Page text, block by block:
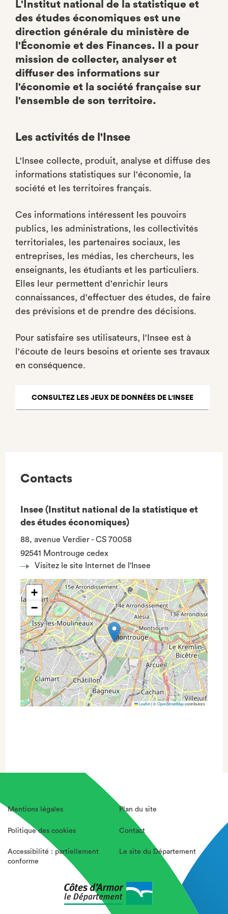
L'Institut national de la statistique et
des études économiques est une
direction générale du ministère de
l'Économie et des Finances. Il a pour
mission de collecter, analyser et
diffuser des informations sur
l'économie et la société française sur
l'ensemble de son territoire.
Les activités de l'Insee
L'Insee collecte, produit, analyse et diffuse des
informations statistiques sur l'économie, la
société et les territoires français.
Ces informations intéressent les pouvoirs
publics, les administrations, les collectivités
territoriales, les partenaires sociaux, les
entreprises, les médias, les chercheurs, les
enseignants, les étudiants et les particuliers.
Elles leur permettent d'enrichir leurs
connaissances, d'effectuer des études, de faire
des prévisions et de prendre des décisions.
Pour satisfaire ses utilisateurs, l'Insee est à
l'écoute de leurs besoins et oriente ses travaux
en conséquence.
CONSULTEZ LES JEUX DE DONNÉES DE L'INSEE
Contacts
Insee (Institut national de la statistique et
des études économiques)
88, avenue Verdier - CS 70058
92541 Montrouge cedex
Visitez le site Internet de l'Insee
+
−
Leaflet|©OpenStreetMapcontributors
Mentions légales
Politique des cookies
Accessibilité : partiellement
conforme
Plan du site
Contact
Le site du Département